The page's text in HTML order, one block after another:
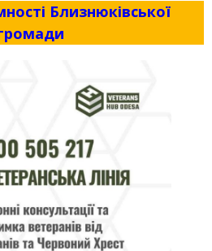
Близнюківської